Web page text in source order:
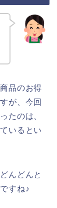
品のお得
が、今回
たのは、
いるとい
んどんと
すね♪